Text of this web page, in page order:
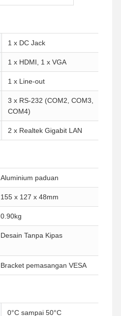
Tentang Kita
Wisata
Pabrik
Bicara
Sekarang
1 x DC Jack
1 x HDMI, 1 x VGA
1 x Line-out
3 x RS-232 (COM2, COM3,
COM4)
2 x Realtek Gigabit LAN
Aluminium paduan
155 x 127 x 48mm
0.90kg
Desain Tanpa Kipas
Bracket pemasangan VESA
0°C sampai 50°C